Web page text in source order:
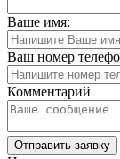
Ваше имя:
Ваш номер
Комментарий
Отправить заявку